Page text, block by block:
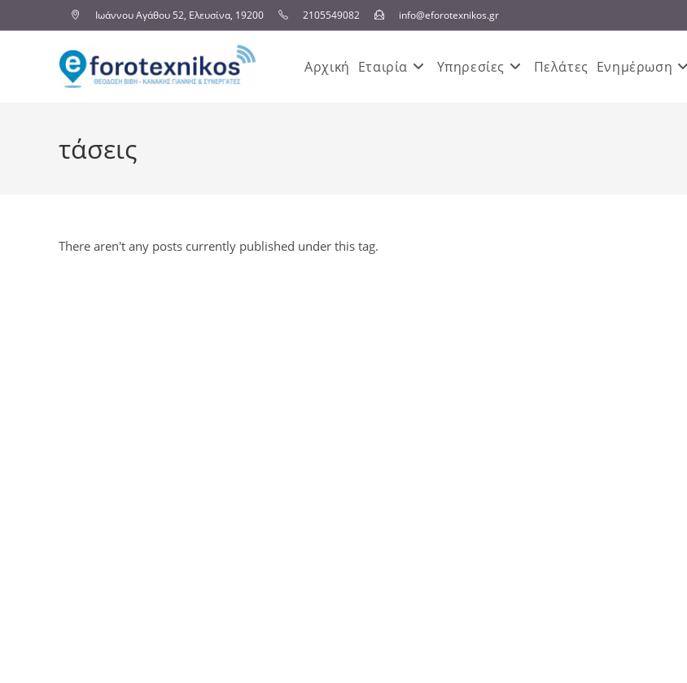
Ιωάννου Αγάθου 52, Ελευσίνα, 19200 2105549082 info@eforotexnikos.gr
Αρχική Εταιρία Υπηρεσίες Πελάτες Ενημέρωση
τάσεις
There aren't any posts currently published under this tag.